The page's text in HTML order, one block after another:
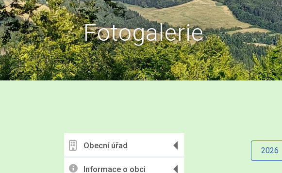
Fotogalerie
Obecní úřad
Informace o obci
2026